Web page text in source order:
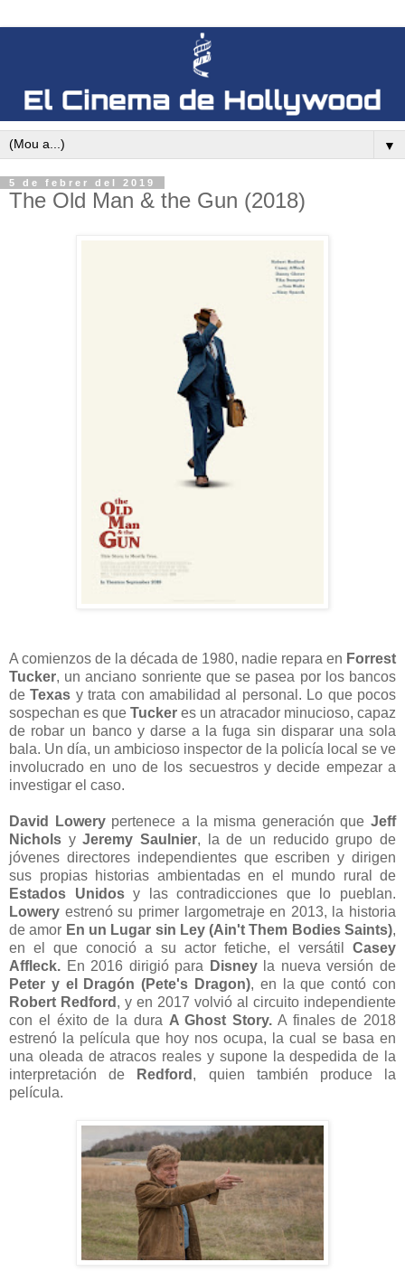
▼
5 de febrer del 2019
The Old Man & the Gun (2018)
A comienzos de la década de 1980, nadie repara en Forrest
Tucker, un anciano sonriente que se pasea por los bancos
deTexas y trata con amabilidad al personal. Lo que pocos
sospechan es que Tucker es un atracador minucioso, capaz
de robar un banco y darse a la fuga sin disparar una sola
bala. Un día, un ambicioso inspector de la policía local se ve
involucrado en uno de los secuestros y decide empezar a
investigar el caso.
David Lowerypertenece a la misma generación que Jeff
Nichols yJeremy Saulnier, la de un reducido grupo de
jóvenes directores independientes que escriben y dirigen
sus propias historias ambientadas en el mundo rural de
Estados Unidosy las contradicciones que lo pueblan.
Lowery estrenó su primer largometraje en 2013, la historia
de amor En un Lugar sin Ley (Ain't Them Bodies Saints),
en el que conoció a su actor fetiche, el versátil Casey
Affleck. En 2016 dirigió para Disneyla nueva versión de
Peter y el Dragón (Pete's Dragon), en la que contó con
Robert Redford , y en 2017 volvió al circuito independiente
con el éxito de la dura A Ghost Story. A finales de 2018
estrenó la película que hoy nos ocupa, la cual se basa en
una oleada de atracos reales y supone la despedida de la
interpretación de
Redford , quien también produce la
película.